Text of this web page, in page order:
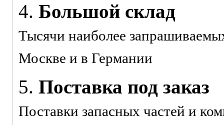
4. Большой склад
Тысячи наиболее
Москве и в Германии
5. Поставка под заказ
Поставки запасных частей и